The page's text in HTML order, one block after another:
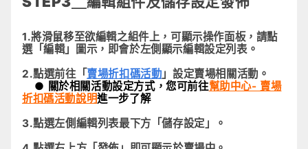
1.將滑鼠移至欲編輯之組件上，可顯示操作面板，請點
選「編輯」圖示，即會於左側顯示編輯設定列表。
2.點選前往「 賣場折扣碼活動 」設定賣場相關活動。
● 關於相關活動設定方式，您可前往幫助中心- 賣場
折扣碼活動說明進一步了解
3.點選左側編輯列表最下方「儲存設定」。